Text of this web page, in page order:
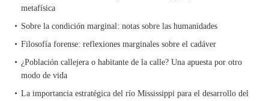
metafísica
Sobre la condición marginal: notas sobre las humanidades
Filosofía forense: reflexiones marginales sobre el cadáver
¿Población callejera o habitante de la calle? Una apuesta por otro
modo de vida
La importancia estratégica del río Mississippi para el desarrollo del